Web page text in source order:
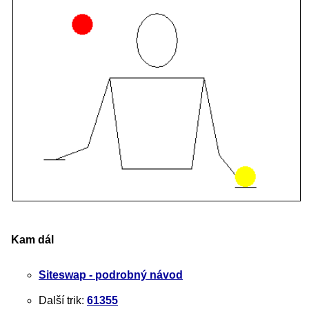
Kam dál
Siteswap - podrobný návod
Další trik: 61355